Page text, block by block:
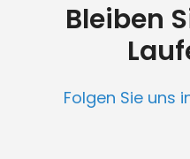
Bleiben
Folgen Sie uns